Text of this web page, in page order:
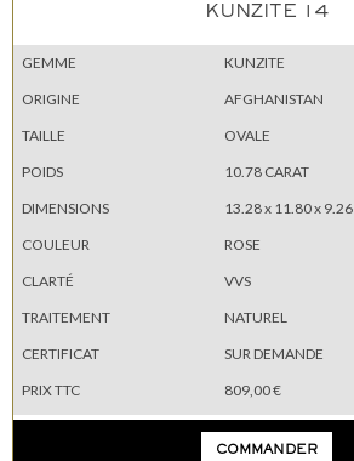
KUNZITE 14
GEMME
KUNZITE
ORIGINE
AFGHANISTAN
TAILLE
OVALE
POIDS
10.78 CARAT
DIMENSIONS
13.28 x 11.80 x 9.26
COULEUR
ROSE
CLARTÉ
VVS
TRAITEMENT
NATUREL
CERTIFICAT
SUR DEMANDE
PRIX TTC
809,00 €
COMMANDER